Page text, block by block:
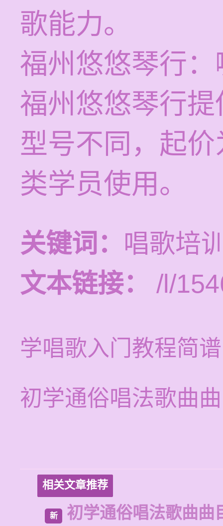
歌能力。
福州悠悠琴行
福州悠悠琴行
型号不同，起
类学员使用。
关键词： 唱歌培
文本链接：
/l/
学唱歌入门教程简
初学通俗唱法歌曲
相关文章推荐
新 初学通俗唱法歌曲曲